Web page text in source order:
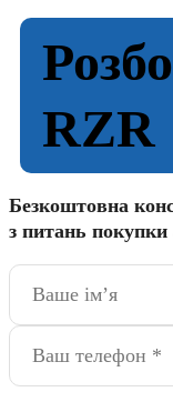
RZR
Безкоштовна
з питань покупки